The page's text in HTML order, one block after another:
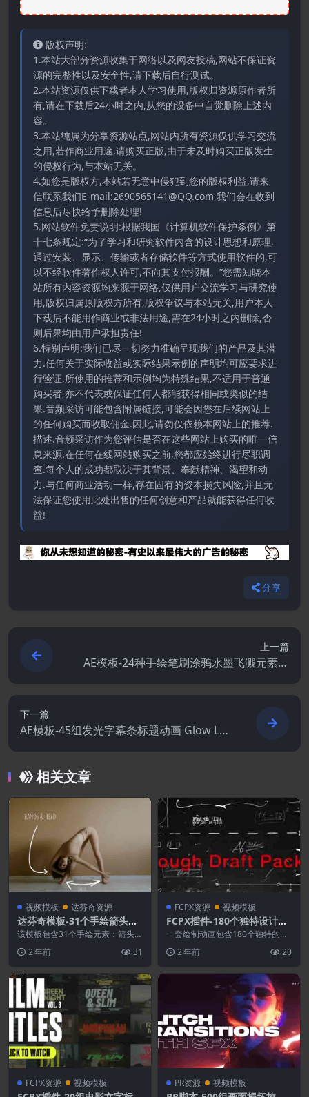
版权声明:
1.本站大部分资源收集于网络以及网友投稿,网站不保证资
源的完整性以及安全性,请下载后自行测试。
2.本站资源仅供下载者本人学习使用,版权归资源原作者所
有,请在下载后24小时之内,从您的设备中自觉删除上述内
容。
3.本站纯属为分享资源站点,网站内所有资源仅供学习交流
之用,若作商业用途,请购买正版,由于未及时购买正版发生
的侵权行为,与本站无关。
4.如您是版权方,本站若无意中侵犯到您的版权利益,请来
信联系我们E-mail:2690565141@QQ.com,我们会在收到
信息后尽快给予删除处理!
5.网站软件免责说明:根据我国《计算机软件保护条例》第
十七条规定:“为了学习和研究软件内含的设计思想和原理,
通过安装、显示、传输或者存储软件等方式使用软件的,可
以不经软件著作权人许可,不向其支付报酬。”您需知晓本
站所有内容资源均来源于网络,仅供用户交流学习与研究使
用,版权归属原版权方所有,版权争议与本站无关,用户本人
下载后不能用作商业或非法用途,需在24小时之内删除,否
则后果均由用户承担责任!
6.特别声明:我们已尽一切努力准确呈现我们的产品及其潜
力.任何关于实际收益或实际结果示例的声明均可应要求进
行验证.所使用的推荐和示例均为特殊结果,不适用于普通
购买者,亦不代表或保证任何人都能获得相同或类似的结
果.音频采访可能包含附属链接,可能会因您在后续网站上
的任何购买而收取佣金.因此,请勿仅依赖本网站上的推荐.
描述.音频采访作为您评估是否在这些网站上购买的唯一信
息来源.在任何在线网站购买之前,您都应始终进行尽职调
查.每个人的成功都取决于其背景、奉献精神、渴望和动
力.与任何商业活动一样,存在固有的资本损失风险,并且无
法保证您使用此处出售的任何创意和产品就能获得任何收
益!
分享
上一篇
AE模板-24种手绘笔刷涂鸦水墨飞溅元素动
下一篇
AE模板-45组发光字幕条标题动画 Glow Lo
相关文章
视频模板 达芬奇资源
达芬奇模板-31个手绘箭头线
条气泡文字标题标注动画 Ha
nd Drawn Elements
该模板包含31个手绘元素：箭头、
适合展示照片或视频...
2 年前 31
FCPX资源 视频模板
FCPX插件-180个独特设计手
绘草稿图形元素动画
一套绘制动画包含180个独特的设
作增添活力。这些元...
2 年前 20
FCPX资源 视频模板 PR资源 视频模板